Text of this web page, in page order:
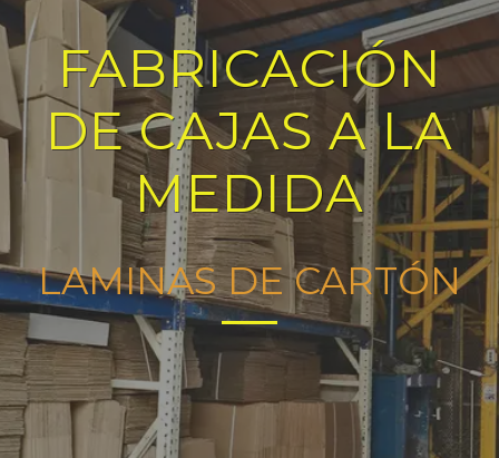
FABRICACIÓN
DE CAJAS A LA
MEDIDA
LAMINAS DE CARTÓN